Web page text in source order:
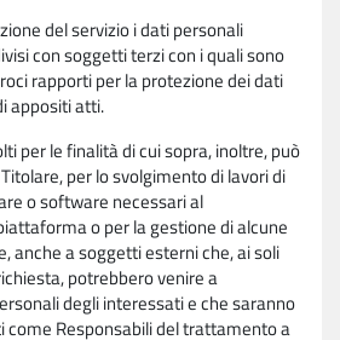
del servizio i dati personali
con soggetti terzi con i quali sono
rapporti per la protezione dei dati
appositi atti.
per le finalità di cui sopra, inoltre, può
per lo svolgimento di lavori di
o software necessari al
o per la gestione di alcune
anche a soggetti esterni che, ai soli
potrebbero venire a
degli interessati e che saranno
Responsabili del trattamento a